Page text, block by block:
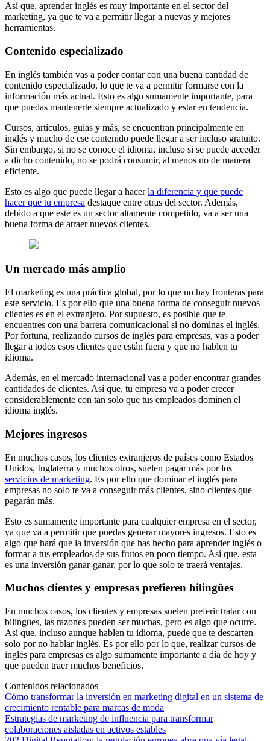
Así que, aprender inglés es muy importante en el sector del
marketing, ya que te va a permitir llegar a nuevas y mejores
herramientas.
Contenido especializado
En inglés también vas a poder contar con una buena cantidad de
contenido especializado, lo que te va a permitir formarse con la
información más actual. Esto es algo sumamente importante, para
que puedas mantenerte siempre actualizado y estar en tendencia.
Cursos, artículos, guías y más, se encuentran principalmente en
inglés y mucho de ese contenido puede llegar a ser incluso gratuito.
Sin embargo, si no se conoce el idioma, incluso si se puede acceder
a dicho contenido, no se podrá consumir, al menos no de manera
eficiente.
Esto es algo que puede llegar a hacerla diferencia y que puede
hacer que tu empresa destaque entre otras del sector. Además,
debido a que este es un sector altamente competido, va a ser una
buena forma de atraer nuevos clientes.
Un mercado más amplio
El marketing es una práctica global, por lo que no hay fronteras para
este servicio. Es por ello que una buena forma de conseguir nuevos
clientes es en el extranjero. Por supuesto, es posible que te
encuentres con una barrera comunicacional si no dominas el inglés.
Por fortuna, realizando cursos de inglés para empresas, vas a poder
llegar a todos esos clientes que están fuera y que no hablen tu
idioma.
Además, en el mercado internacional vas a poder encontrar grandes
cantidades de clientes. Así que, tu empresa va a poder crecer
considerablemente con tan solo que tus empleados dominen el
idioma inglés.
Mejores ingresos
En muchos casos, los clientes extranjeros de países como Estados
Unidos, Inglaterra y muchos otros, suelen pagar más por los
servicios de marketing. Es por ello que dominar el inglés para
empresas no solo te va a conseguir más clientes, sino clientes que
pagarán más.
Esto es sumamente importante para cualquier empresa en el sector,
ya que va a permitir que puedas generar mayores ingresos. Esto es
algo que hará que la inversión que has hecho para aprender inglés o
formar a tus empleados de sus frutos en poco tiempo. Así que, esta
es una inversión ganar-ganar, por lo que solo te traerá ventajas.
Muchos clientes y empresas prefieren bilingües
En muchos casos, los clientes y empresas suelen preferir tratar con
bilingües, las razones pueden ser muchas, pero es algo que ocurre.
Así que, incluso aunque hablen tu idioma, puede que te descarten
solo por no hablar inglés. Es por ello por lo que, realizar cursos de
inglés para empresas es algo sumamente importante a día de hoy y
que pueden traer muchos beneficios.
Contenidos relacionados
Cómo transformar la inversión en marketing digital en un sistema de
crecimiento rentable para marcas de moda
Estrategias de marketing de influencia para transformar
colaboraciones aisladas en activos estables